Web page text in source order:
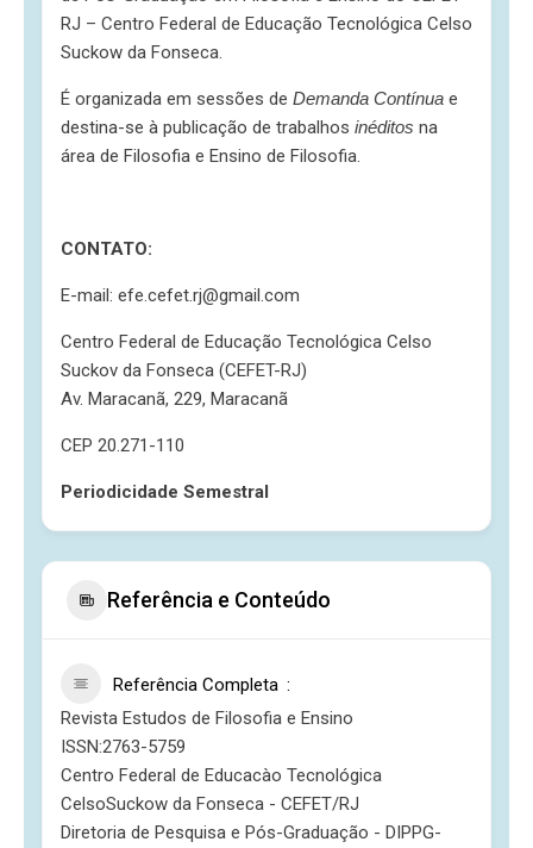
RJ – Centro Federal de Educação Tecnológica Celso
Suckow da Fonseca.
É organizada em sessões de Demanda Contínua e
destina-se à publicação de trabalhos inéditos na
área de Filosofia e Ensino de Filosofia.
CONTATO:
E-mail: efe.cefet.rj@gmail.com
Centro Federal de Educação Tecnológica Celso
Suckov da Fonseca (CEFET-RJ)
Av. Maracanã, 229, Maracanã
CEP 20.271-110
Periodicidade Semestral
Referência e Conteúdo
Referência Completa
Revista Estudos de Filosofia e Ensino
ISSN:2763-5759
Centro Federal de Educacào Tecnológica
CelsoSuckow da Fonseca - CEFET/RJ
Diretoria de Pesquisa e Pós-Graduação - DIPPG-